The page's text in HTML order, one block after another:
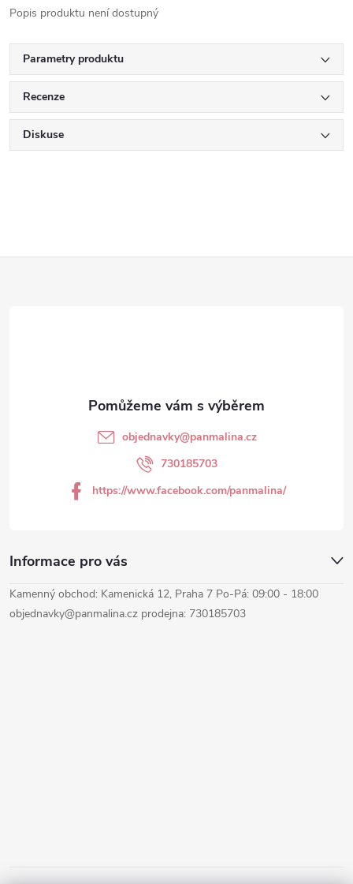
Popis produktu není dostupný
Parametry produktu
Recenze
Diskuse
Informace pro vás
objednavky@panmalina.cz
730185703
https://www.facebook.com/panmalina/
Kamenný obchod: Kamenická 12, Praha 7 Po-Pá: 09:00 - 18:00
objednavky@panmalina.cz prodejna: 730185703